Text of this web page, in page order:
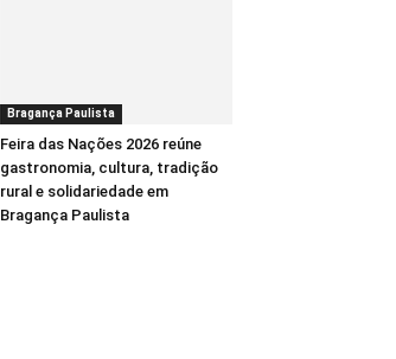
Bragança Paulista
Feira das Nações 2026 reúne
gastronomia, cultura, tradição
rural e solidariedade em
Bragança Paulista